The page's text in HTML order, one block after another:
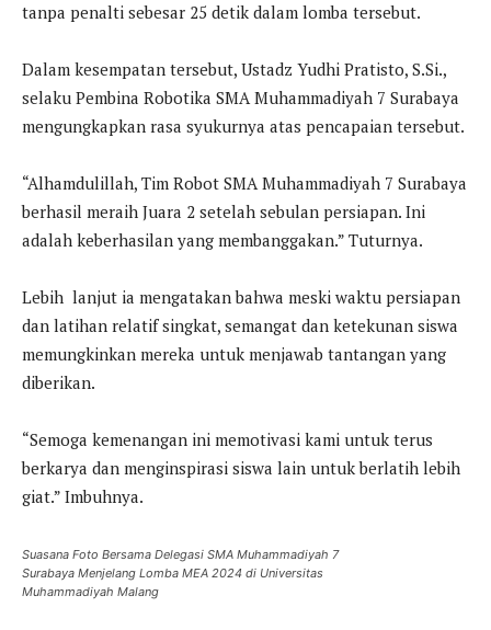
tanpa penalti sebesar 25 detik dalam lomba tersebut.
Dalam kesempatan tersebut, Ustadz Yudhi Pratisto, S.Si.,
selaku Pembina Robotika SMA Muhammadiyah 7 Surabaya
mengungkapkan rasa syukurnya atas pencapaian tersebut.
“Alhamdulillah, Tim Robot SMA Muhammadiyah 7 Surabaya
berhasil meraih Juara 2 setelah sebulan persiapan. Ini
adalah keberhasilan yang membanggakan.” Tuturnya.
Lebih lanjut ia mengatakan bahwa meski waktu persiapan
dan latihan relatif singkat, semangat dan ketekunan siswa
memungkinkan mereka untuk menjawab tantangan yang
diberikan.
“Semoga kemenangan ini memotivasi kami untuk terus
berkarya dan menginspirasi siswa lain untuk berlatih lebih
giat.” Imbuhnya.
Suasana Foto Bersama Delegasi SMA Muhammadiyah 7
Surabaya Menjelang Lomba MEA 2024 di Universitas
Muhammadiyah Malang